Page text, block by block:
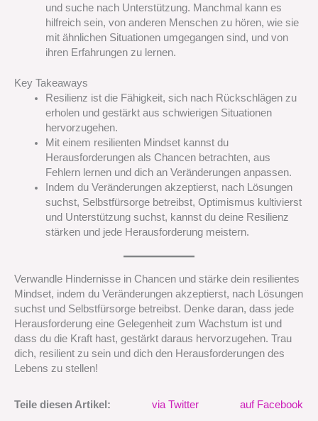
und suche nach Unterstützung. Manchmal kann es
hilfreich sein, von anderen Menschen zu hören, wie sie
mit ähnlichen Situationen umgegangen sind, und von
ihren Erfahrungen zu lernen.
Key Takeaways
Resilienz ist die Fähigkeit, sich nach Rückschlägen zu
erholen und gestärkt aus schwierigen Situationen
hervorzugehen.
Mit einem resilienten Mindset kannst du
Herausforderungen als Chancen betrachten, aus
Fehlern lernen und dich an Veränderungen anpassen.
Indem du Veränderungen akzeptierst, nach Lösungen
suchst, Selbstfürsorge betreibst, Optimismus kultivierst
und Unterstützung suchst, kannst du deine Resilienz
stärken und jede Herausforderung meistern.
Verwandle Hindernisse in Chancen und stärke dein resilientes
Mindset, indem du Veränderungen akzeptierst, nach Lösungen
suchst und Selbstfürsorge betreibst. Denke daran, dass jede
Herausforderung eine Gelegenheit zum Wachstum ist und
dass du die Kraft hast, gestärkt daraus hervorzugehen. Trau
dich, resilient zu sein und dich den Herausforderungen des
Lebens zu stellen!
Teile diesen Artikel: via Twitter auf Facebook